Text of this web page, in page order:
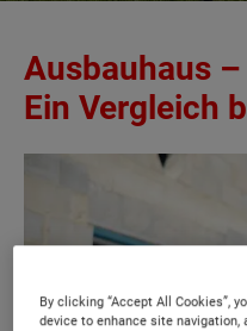
Ausbauhaus
Ein Vergleich
By clicking “Accept All Cookies”,
device to enhance site navigation,